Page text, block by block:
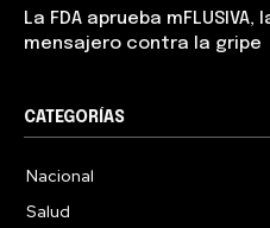
La FDA aprueba
mensajero contra la gripe
CATEGORÍAS
Nacional
Salud